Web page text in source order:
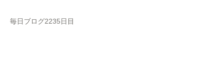
毎日ブログ2235日目